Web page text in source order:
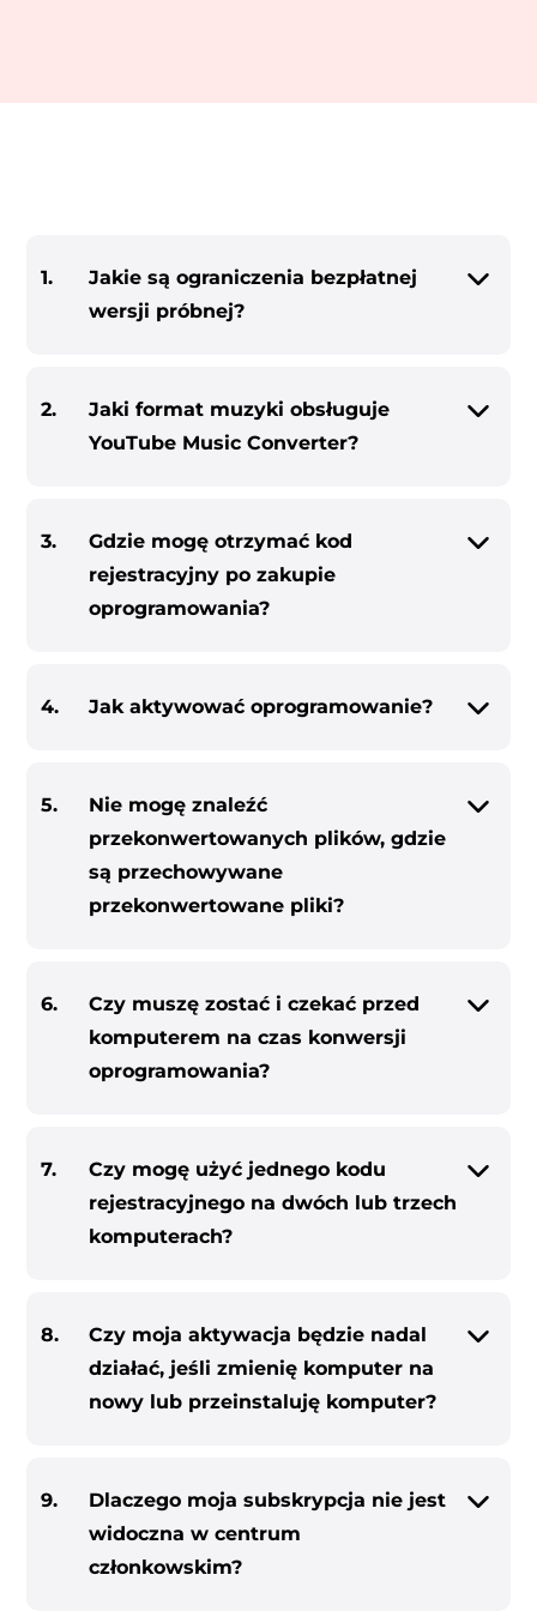
1.
Jakie są ograniczenia bezpłatnej
wersji próbnej?
2.
Jaki format muzyki obsługuje
YouTube Music Converter?
3.
Gdzie mogę otrzymać kod
rejestracyjny po zakupie
oprogramowania?
4. Jak aktywować oprogramowanie?
5.
Nie mogę znaleźć
przekonwertowanych plików, gdzie
są przechowywane
przekonwertowane pliki?
6.
Czy muszę zostać i czekać przed
komputerem na czas konwersji
oprogramowania?
7.
Czy mogę użyć jednego kodu
rejestracyjnego na dwóch lub trzech
komputerach?
8.
Czy moja aktywacja będzie nadal
działać, jeśli zmienię komputer na
nowy lub przeinstaluję komputer?
9.
Dlaczego moja subskrypcja nie jest
widoczna w centrum
członkowskim?